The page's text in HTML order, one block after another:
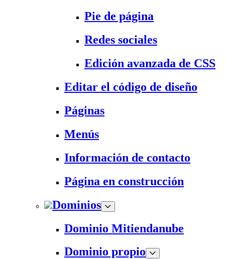
Pie de página
Redes sociales
Edición avanzada de CSS
Editar el código de diseño
Páginas
Menús
Información de contacto
Página en construcción
Dominios
Dominio Mitiendanube
Dominio propio